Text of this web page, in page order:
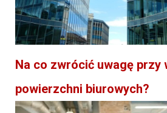
Na co zwrócić uwagę przy
powierzchni biurowych?